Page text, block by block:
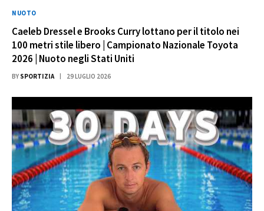
NUOTO
Caeleb Dressel e Brooks Curry lottano per il titolo nei
100 metri stile libero | Campionato Nazionale Toyota
2026 | Nuoto negli Stati Uniti
BY SPORTIZIA 29 LUGLIO 2026